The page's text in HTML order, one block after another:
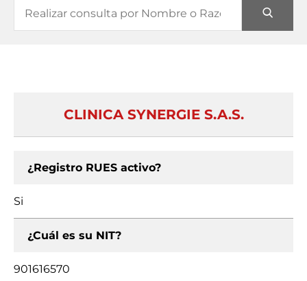
CLINICA SYNERGIE S.A.S.
¿Registro RUES activo?
Si
¿Cuál es su NIT?
901616570